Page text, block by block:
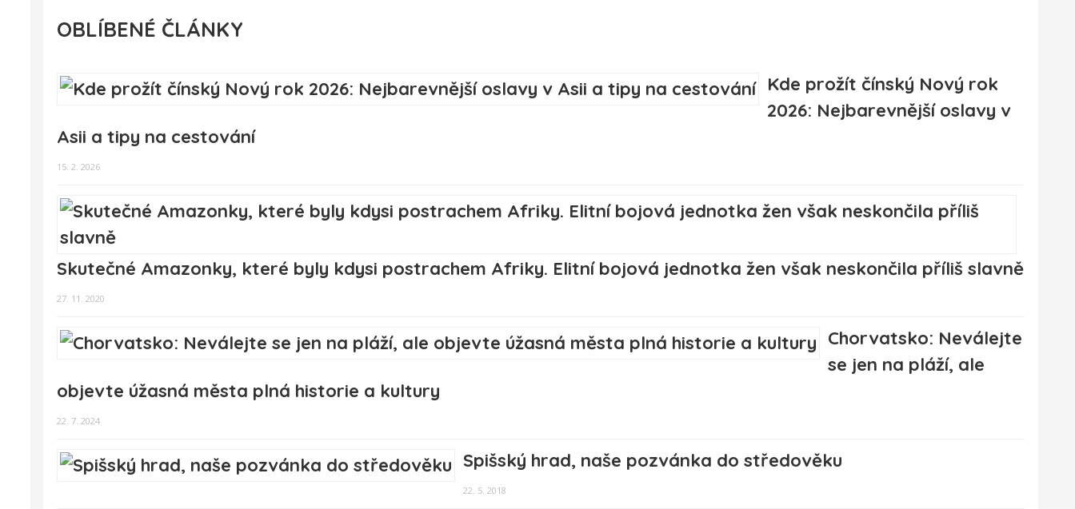
OBLÍBENÉ ČLÁNKY
Kde prožít čínský Nový rok
2026: Nejbarevnější oslavy v
Asii a tipy na cestování
15. 2. 2026
Skutečné Amazonky, které byly kdysi postrachem Afriky. Elitní bojová jednotka žen však neskončila příliš slavně
27. 11. 2020
Chorvatsko: Neválejte
se jen na pláží, ale
objevte úžasná města plná historie a kultury
22. 7. 2024
Spišský hrad, naše pozvánka do středověku
22. 5. 2018